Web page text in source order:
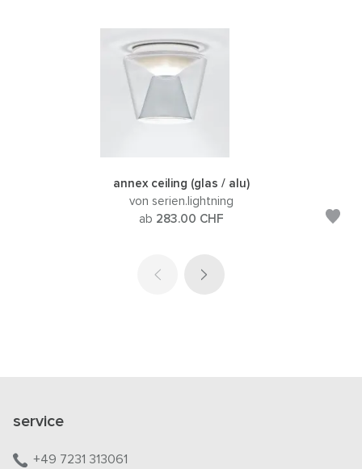
annex ceiling (glas / alu)
von serien.lightning
ab 283.00 CHF
service
+49 7231 313061